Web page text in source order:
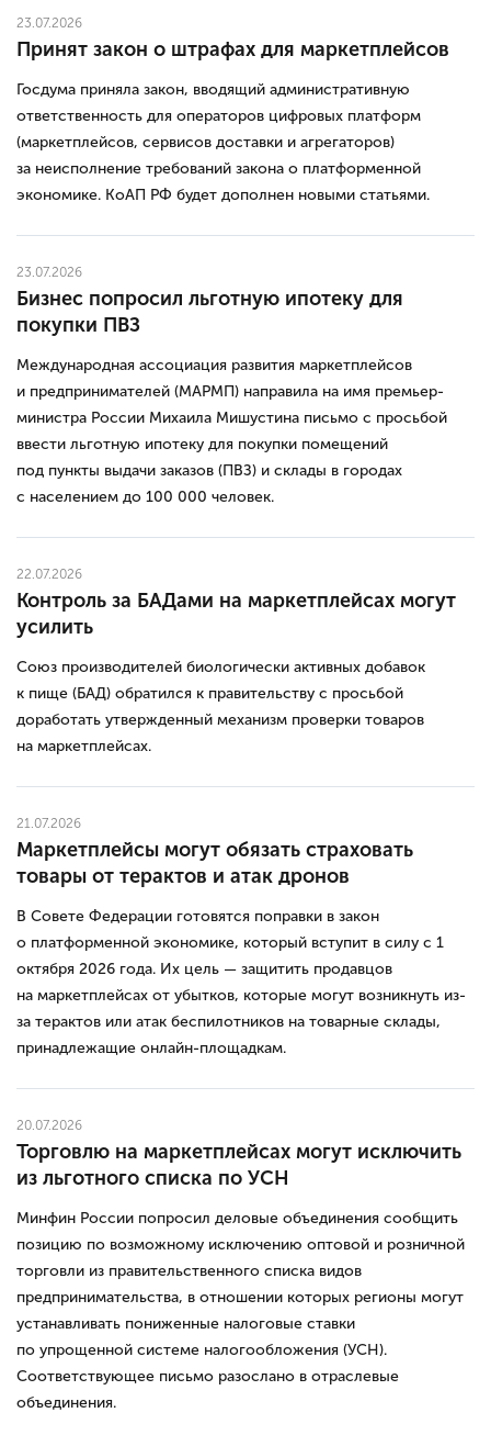
23.07.2026
Принят закон о штрафах для маркетплейсов
Госдума приняла закон, вводящий административную
ответственность для операторов цифровых платформ
(маркетплейсов, сервисов доставки и агрегаторов)
за неисполнение требований закона о платформенной
экономике. КоАП РФ будет дополнен новыми статьями.
23.07.2026
Бизнес попросил льготную ипотеку для
покупки ПВЗ
Международная ассоциация развития маркетплейсов
и предпринимателей (МАРМП) направила на имя премьер-
министра России Михаила Мишустина письмо с просьбой
ввести льготную ипотеку для покупки помещений
под пункты выдачи заказов (ПВЗ) и склады в городах
с населением до 100 000 человек.
22.07.2026
Контроль за БАДами на маркетплейсах могут
усилить
Союз производителей биологически активных добавок
к пище (БАД) обратился к правительству с просьбой
доработать утвержденный механизм проверки товаров
на маркетплейсах.
21.07.2026
Маркетплейсы могут обязать страховать
товары от терактов и атак дронов
В Совете Федерации готовятся поправки в закон
о платформенной экономике, который вступит в силу с 1
октября 2026 года. Их цель — защитить продавцов
на маркетплейсах от убытков, которые могут возникнуть из-
за терактов или атак беспилотников на товарные склады,
принадлежащие онлайн-площадкам.
20.07.2026
Торговлю на маркетплейсах могут исключить
из льготного списка по УСН
Минфин России попросил деловые объединения сообщить
позицию по возможному исключению оптовой и розничной
торговли из правительственного списка видов
предпринимательства, в отношении которых регионы могут
устанавливать пониженные налоговые ставки
по упрощенной системе налогообложения (УСН).
Соответствующее письмо разослано в отраслевые
объединения.